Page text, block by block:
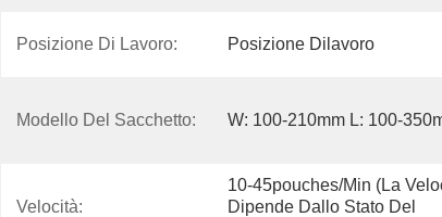
Posizione Di Lavoro: Posizione Dilavoro
Modello Del Sacchetto: W: 100-210mm L: 100-
Velocità:
10-45pouches/min (la
Dipende Dallo Stato Del